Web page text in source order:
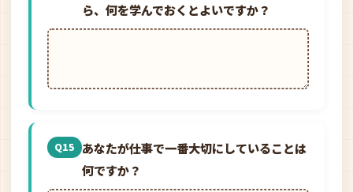
ら、何を学んでおくとよいですか？
Q15
あなたが仕事で一番大切にしていることは
何ですか？